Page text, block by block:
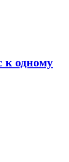
к одному